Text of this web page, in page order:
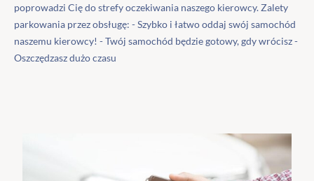
poprowadzi Cię do strefy oczekiwania naszego kierowcy. Zalety
parkowania przez obsługę: - Szybko i łatwo oddaj swój samochód
naszemu kierowcy! - Twój samochód będzie gotowy, gdy wrócisz -
Oszczędzasz dużo czasu